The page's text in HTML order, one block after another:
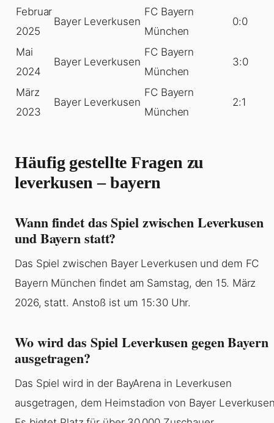
Februar
2025
Bayer Leverkusen
FC Bayern
München
0:0
Mai
2024
Bayer Leverkusen
FC Bayern
München
3:0
März
2023
Bayer Leverkusen
FC Bayern
München
2:1
Häufig gestellte Fragen zu
leverkusen – bayern
Wann findet das Spiel zwischen Leverkusen
und Bayern statt?
Das Spiel zwischen Bayer Leverkusen und dem FC
Bayern München findet am Samstag, den 15. März
2026, statt. Anstoß ist um 15:30 Uhr.
Wo wird das Spiel Leverkusen gegen Bayern
ausgetragen?
Das Spiel wird in der BayArena in Leverkusen
ausgetragen, dem Heimstadion von Bayer